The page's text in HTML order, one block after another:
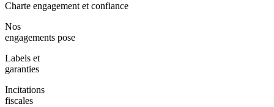
Charte engagement et confiance
Nos
engagements pose
Labels et
garanties
Incitations
fiscales